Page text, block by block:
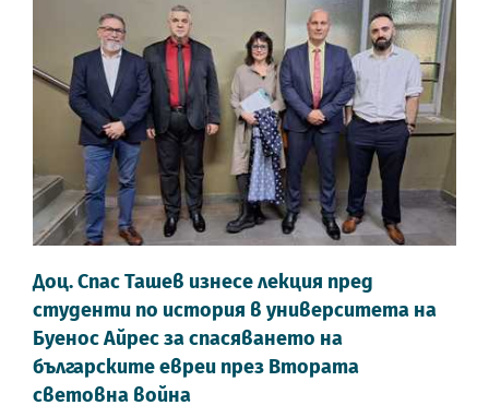
Доц. Спас Ташев изнесе лекция пред
студенти по история в университета на
Буенос Айрес за спасяването на
българските евреи през Втората
световна война